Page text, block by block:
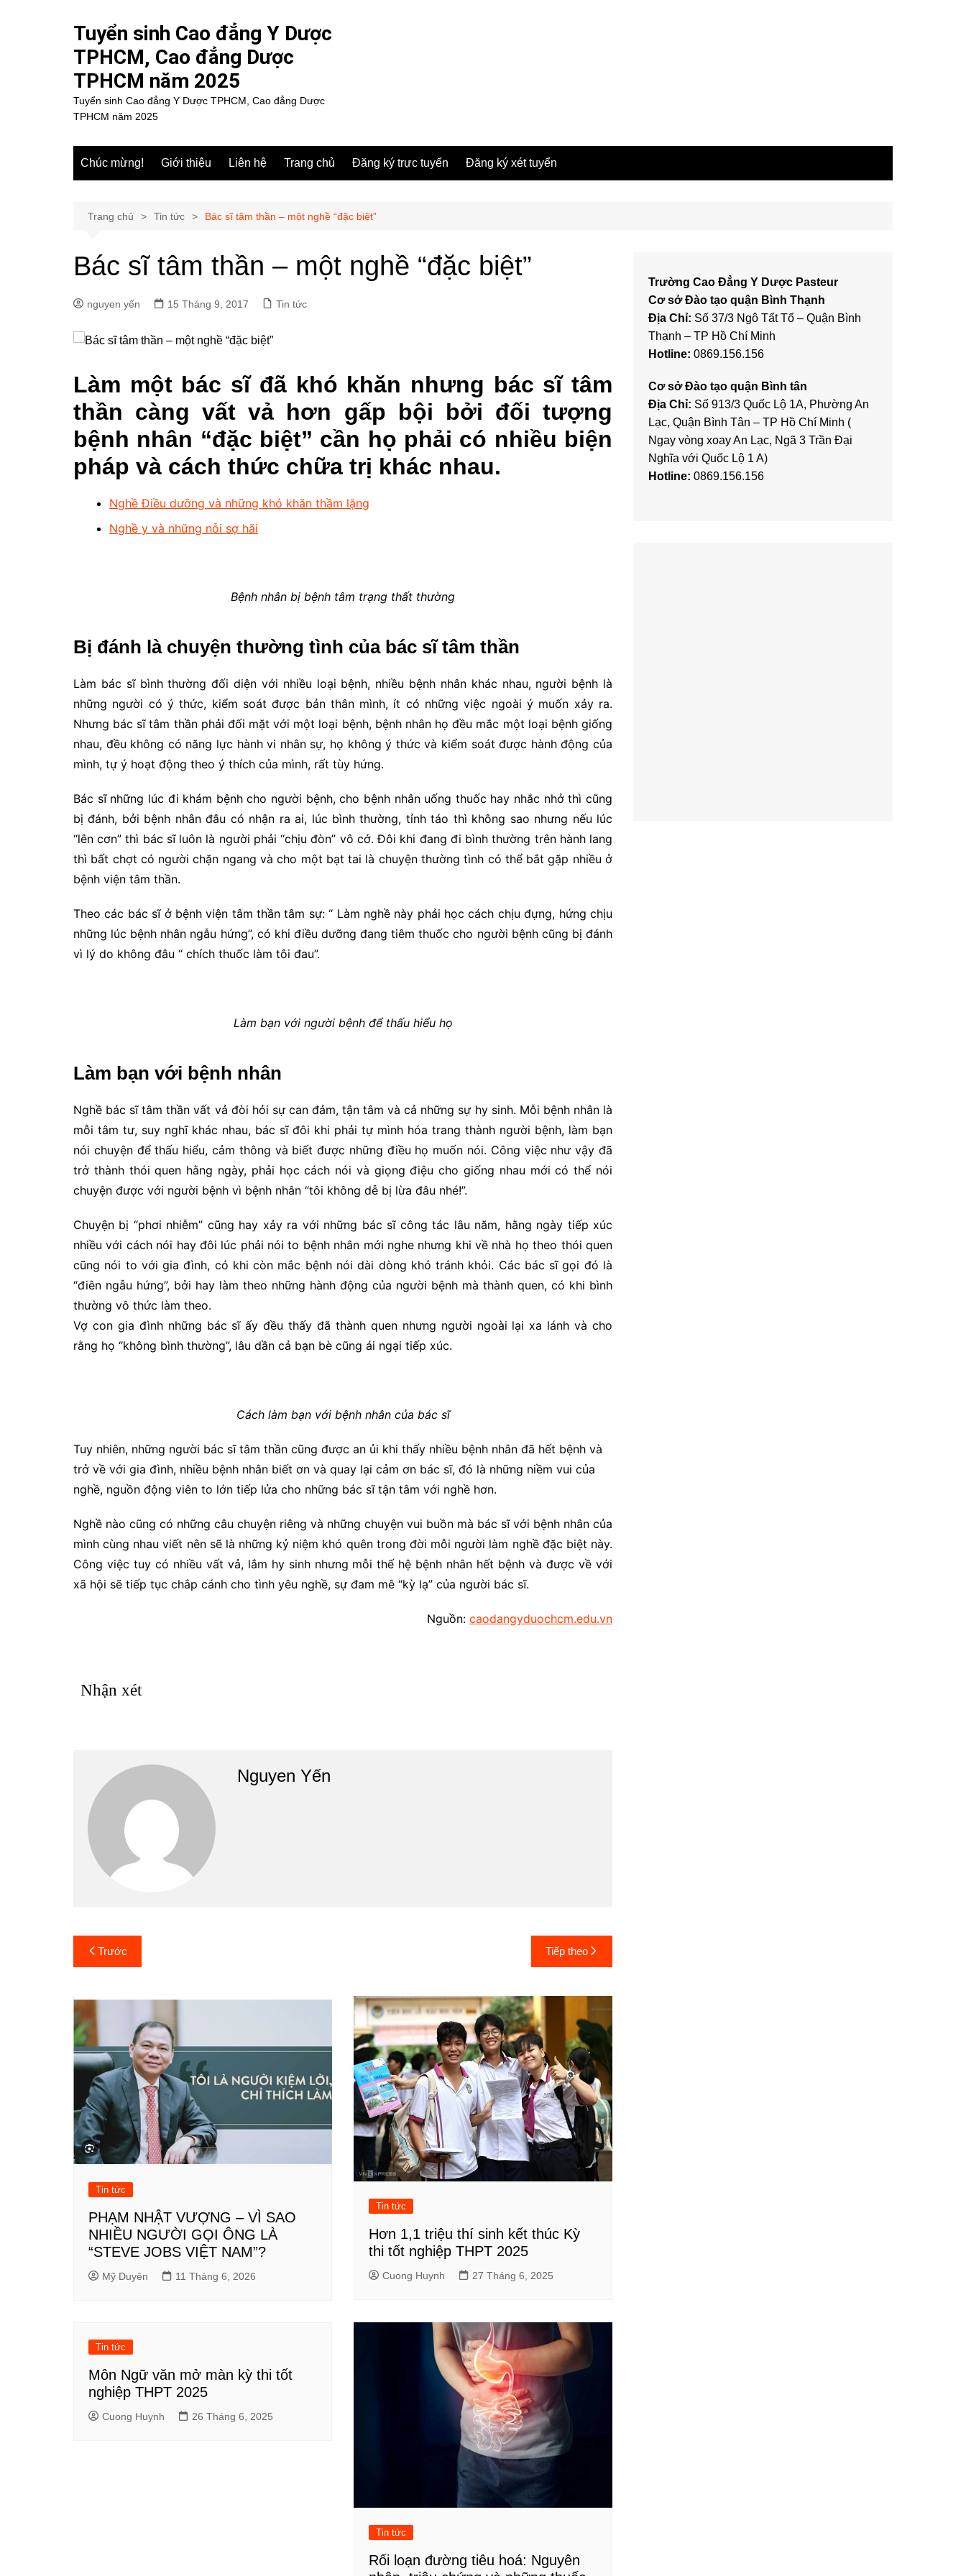
Tuyển sinh Cao đẳng Y Dược
TPHCM, Cao đẳng Dược
TPHCM năm 2025
Tuyển sinh Cao đẳng Y Dược TPHCM, Cao đẳng Dược
TPHCM năm 2025
Chúc mừng! Giới thiệu Liên hệ Trang chủ Đăng ký trực tuyến Đăng ký xét tuyển
Trang chủ Tin tức Bác sĩ tâm thần – một nghề “đặc biệt”
Bác sĩ tâm thần – một nghề “đặc biệt”
nguyen yến 15 Tháng 9, 2017 Tin tức
Làm một bác sĩ đã khó khăn nhưng bác sĩ tâm
thần càng vất vả hơn gấp bội bởi đối tượng
bệnh nhân “đặc biệt” cần họ phải có nhiều biện
pháp và cách thức chữa trị khác nhau.
Nghề Điều dưỡng và những khó khăn thầm lặng
Nghề y và những nỗi sợ hãi
Bệnh nhân bị bệnh tâm trạng thất thường
Bị đánh là chuyện thường tình của bác sĩ tâm thần
Làm bác sĩ bình thường đối diện với nhiều loại bệnh, nhiều bệnh nhân khác nhau, người bệnh là
những người có ý thức, kiểm soát được bản thân mình, ít có những việc ngoài ý muốn xảy ra.
Nhưng bác sĩ tâm thần phải đối mặt với một loại bệnh, bệnh nhân họ đều mắc một loại bệnh giống
nhau, đều không có năng lực hành vi nhân sự, họ không ý thức và kiểm soát được hành động của
mình, tự ý hoạt động theo ý thích của mình, rất tùy hứng.
Bác sĩ những lúc đi khám bệnh cho người bệnh, cho bệnh nhân uống thuốc hay nhắc nhở thì cũng
bị đánh, bởi bệnh nhân đâu có nhận ra ai, lúc bình thường, tỉnh táo thì không sao nhưng nếu lúc
“lên cơn” thì bác sĩ luôn là người phải “chịu đòn” vô cớ. Đôi khi đang đi bình thường trên hành lang
thì bất chợt có người chặn ngang và cho một bạt tai là chuyện thường tình có thể bắt gặp nhiều ở
bệnh viện tâm thần.
Theo các bác sĩ ở bệnh viện tâm thần tâm sự: “ Làm nghề này phải học cách chịu đựng, hứng chịu
những lúc bệnh nhân ngẫu hứng”, có khi điều dưỡng đang tiêm thuốc cho người bệnh cũng bị đánh
vì lý do không đâu “ chích thuốc làm tôi đau”.
Làm bạn với người bệnh để thấu hiểu họ
Làm bạn với bệnh nhân
Nghề bác sĩ tâm thần vất vả đòi hỏi sự can đảm, tận tâm và cả những sự hy sinh. Mỗi bệnh nhân là
mỗi tâm tư, suy nghĩ khác nhau, bác sĩ đôi khi phải tự mình hóa trang thành người bệnh, làm bạn
nói chuyện để thấu hiểu, cảm thông và biết được những điều họ muốn nói. Công việc như vậy đã
trở thành thói quen hằng ngày, phải học cách nói và giọng điệu cho giống nhau mới có thể nói
chuyện được với người bệnh vì bệnh nhân “tôi không dễ bị lừa đâu nhé!”.
Chuyện bị “phơi nhiễm” cũng hay xảy ra với những bác sĩ công tác lâu năm, hằng ngày tiếp xúc
nhiều với cách nói hay đôi lúc phải nói to bệnh nhân mới nghe nhưng khi về nhà họ theo thói quen
cũng nói to với gia đình, có khi còn mắc bệnh nói dài dòng khó tránh khỏi. Các bác sĩ gọi đó là
“điên ngẫu hứng”, bởi hay làm theo những hành động của người bệnh mà thành quen, có khi bình
thường vô thức làm theo.
Vợ con gia đình những bác sĩ ấy đều thấy đã thành quen nhưng người ngoài lại xa lánh và cho
rằng họ “không bình thường”, lâu dần cả bạn bè cũng ái ngại tiếp xúc.
Cách làm bạn với bệnh nhân của bác sĩ
Tuy nhiên, những người bác sĩ tâm thần cũng được an ủi khi thấy nhiều bệnh nhân đã hết bệnh và
trở về với gia đình, nhiều bệnh nhân biết ơn và quay lại cảm ơn bác sĩ, đó là những niềm vui của
nghề, nguồn động viên to lớn tiếp lửa cho những bác sĩ tận tâm với nghề hơn.
Nghề nào cũng có những câu chuyện riêng và những chuyện vui buồn mà bác sĩ với bệnh nhân của
mình cùng nhau viết nên sẽ là những kỷ niệm khó quên trong đời mỗi người làm nghề đặc biệt này.
Công việc tuy có nhiều vất vả, lắm hy sinh nhưng mỗi thế hệ bệnh nhân hết bệnh và được về với
xã hội sẽ tiếp tục chắp cánh cho tình yêu nghề, sự đam mê “kỳ lạ” của người bác sĩ.
Nguồn: caodangyduochcm.edu.vn
Nhận xét
Nguyen Yến
Điều
hướng
bài
viết
Trước Tiếp theo
Tin tức
PHẠM NHẬT VƯỢNG – VÌ SAO
NHIỀU NGƯỜI GỌI ÔNG LÀ
“STEVE JOBS VIỆT NAM”?
Mỹ Duyên 11 Tháng 6, 2026
Tin tức
Hơn 1,1 triệu thí sinh kết thúc Kỳ
thi tốt nghiệp THPT 2025
Cuong Huynh 27 Tháng 6, 2025
Tin tức
Môn Ngữ văn mở màn kỳ thi tốt
nghiệp THPT 2025
Cuong Huynh 26 Tháng 6, 2025
Tin tức
Rối loạn đường tiêu hoá: Nguyên
Trường Cao Đẳng Y Dược Pasteur
Cơ sở Đào tạo quận Bình Thạnh
Địa Chỉ: Số 37/3 Ngô Tất Tố – Quận Bình
Thạnh – TP Hồ Chí Minh
Hotline: 0869.156.156
Cơ sở Đào tạo quận Bình tân
Địa Chỉ: Số 913/3 Quốc Lộ 1A, Phường An
Lạc, Quận Bình Tân – TP Hồ Chí Minh (
Ngay vòng xoay An Lạc, Ngã 3 Trần Đại
Nghĩa với Quốc Lộ 1 A)
Hotline: 0869.156.156